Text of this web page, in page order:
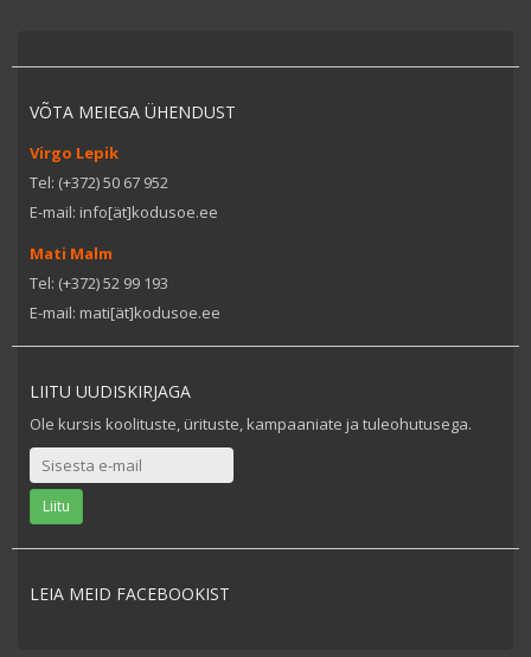
VÕTA MEIEGA ÜHENDUST
Virgo Lepik
Tel: (+372) 50 67 952
E-mail: info[ät]kodusoe.ee
Mati Malm
Tel: (+372) 52 99 193
E-mail: mati[ät]kodusoe.ee
LIITU UUDISKIRJAGA
Ole kursis koolituste, ürituste, kampaaniate ja tuleohutusega.
LEIA MEID FACEBOOKIST